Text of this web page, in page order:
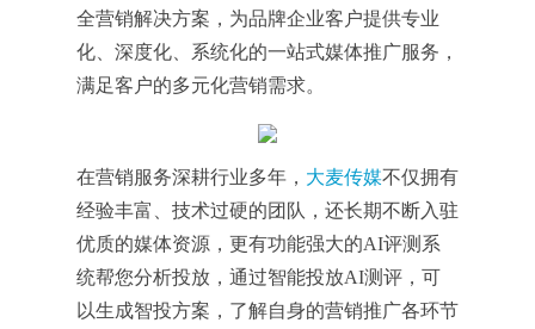
全营销解决方案，为品牌企业客户提供专业
化、深度化、系统化的一站式媒体推广服务，
满足客户的多元化营销需求。
在营销服务深耕行业多年， 大麦传媒不仅拥有
经验丰富、技术过硬的团队，还长期不断入驻
优质的媒体资源，更有功能强大的AI评测系
统帮您分析投放，通过智能投放AI测评，可
以生成智投方案，了解自身的营销推广各环节